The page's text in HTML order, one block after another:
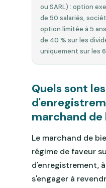
ou SARL) : option
de 50 salariés,
option limitée à 5
de 40 % sur les
uniquement sur les
Quels sont
marchand de
Le marchand de
régime de faveur
d'enregistrement,
s'engager à